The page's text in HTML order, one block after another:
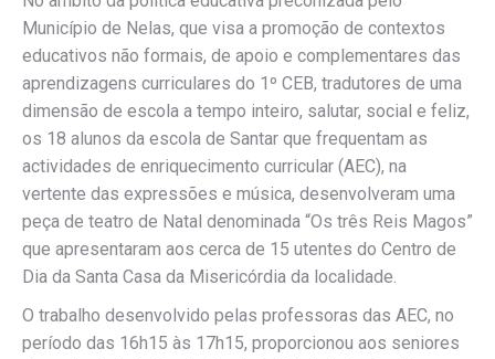
Município de Nelas, que visa a promoção de contextos
educativos não formais, de apoio e complementares das
aprendizagens curriculares do 1º CEB, tradutores de uma
dimensão de escola a tempo inteiro, salutar, social e feliz,
os 18 alunos da escola de Santar que frequentam as
actividades de enriquecimento curricular (AEC), na
vertente das expressões e música, desenvolveram uma
peça de teatro de Natal denominada “Os três Reis Magos”
que apresentaram aos cerca de 15 utentes do Centro de
Dia da Santa Casa da Misericórdia da localidade.
O trabalho desenvolvido pelas professoras das AEC, no
período das 16h15 às 17h15, proporcionou aos seniores